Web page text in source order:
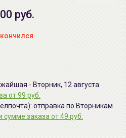
руб.
- Вторник, 12 августа.
от 99 руб.
отправка по Вторникам
сумме заказа от 49 руб.